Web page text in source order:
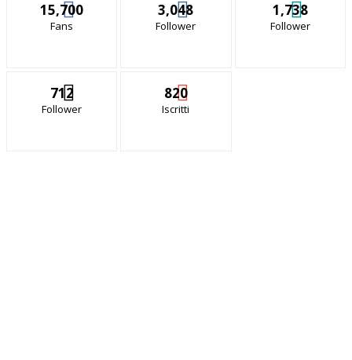
15,700
Fans
3,048
Follower
1,738
Follower
712
Follower
820
Iscritti